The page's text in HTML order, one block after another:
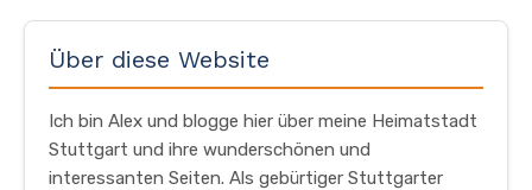
Über diese Website
Ich bin Alex und blogge hier über meine Heimatstadt
Stuttgart und ihre wunderschönen und
interessanten Seiten. Als gebürtiger Stuttgarter